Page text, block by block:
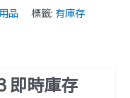
品 標籤: 有庫存
即時庫存